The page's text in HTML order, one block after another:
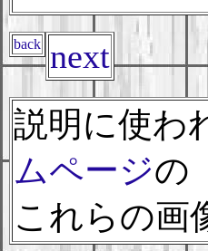
back next
説明に使わ
ムページの
これらの画